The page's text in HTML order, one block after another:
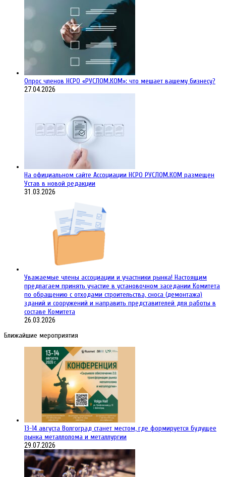
Опрос членов НСРО «РУСЛОМ.КОМ»: что мешает вашему бизнесу?
27.04.2026
На официальном сайте Ассоциации НСРО РУСЛОМ.КОM размещен
Устав в новой редакции
31.03.2026
Уважаемые члены ассоциации и участники рынка! Настоящим
предлагаем принять участие в установочном заседании Комитета
по обращению с отходами строительства, сноса (демонтажа)
зданий и сооружений и направить представителей для работы в
составе Комитета
26.03.2026
Ближайшие мероприятия
13-14 августа Волгоград станет местом, где формируется будущее
рынка металлолома и металлургии
29.07.2026